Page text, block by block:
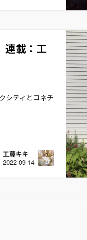
連載：工
シティとコネチ
工藤キキ
2022-09-14